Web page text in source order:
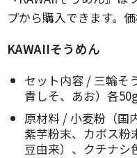
プから購入できます。
KAWAIIそうめん
セット内容 / 三輪そ
青しそ、あお）各
原材料 / 小麦粉（国
紫芋粉末、カボス粉
豆由来）、クチナシ